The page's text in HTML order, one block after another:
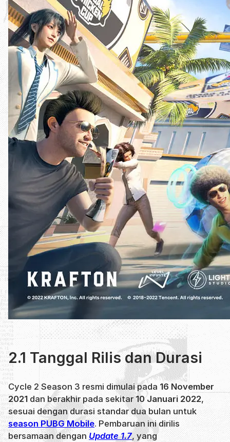
2.1 Tanggal Rilis dan Durasi
Cycle 2 Season 3 resmi dimulai pada 16 November
2021 dan berakhir pada sekitar10 Januari 2022,
sesuai dengan durasi standar dua bulan untuk
season PUBG Mobile. Pembaruan ini dirilis
bersamaan denganUpdate 1.7, yang